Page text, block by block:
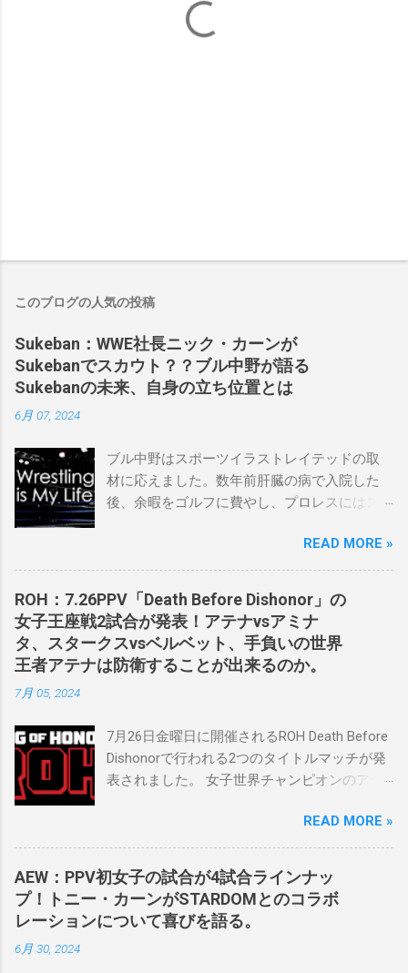
このブログの人気の投稿
Sukeban：WWE社長ニック・カーンが
Sukebanでスカウト？？ブル中野が語る
Sukebanの未来、自身の立ち位置とは
6月 07, 2024
ブル中野はスポーツイラストレイテッドの取
材に応えました。数年前肝臓の病で入院した
後、余暇をゴルフに費やし、プロレスにはス
ました。なお、新しいプロモーションは無限
の可能性に満ちており、先日WWEのニック・
カーン社長にスカウトされました。 「私は
2023年にスケバンのコミッショナーに任命さ
れました。スケバンの醍醐味は、日本独自の
文化の過去、現在、未来をリング上で見るこ
とができることです。何十年も前のスケバン
好きです。」 彼女は今、スケバンで重要な役
割を果たしています。 「今活躍している選手
をとても誇りに思い、応援しています。私の
ケバンのレスラーばかりです。私は彼らを私
の子供のように考えている」。 スケバンの最
新のショーは5月末に行われました。日本の女
子プロレスリーグがロサンゼルスでデビュー
し、5試合のカードが YouTube で公開されてい
READ MORE »
ROH：7.26PPV「Death Before Dishonor」の
女子王座戦2試合が発表！アテナvsアミナ
タ、スタークスvsベルベット、手負いの世界
王者アテナは防衛することが出来るのか。
7月 05, 2024
7月26日金曜日に開催されるROH Death Before
Dishonorで行われる2つのタイトルマッチが発
表されました。 女子世界チャンピオンのアテ
を防衛することになりました。この試合は木
曜日のROHで発表されました。アテナは5月か
ら活動を休止しており、リング上での欠場は
ストーリー上の負傷が原因とされています。
女子世界チャンピオンは5月の最後の試合で怪
我の恐怖に苦しみましたが、それはストーリ
READ MORE »
AEW：PPV初女子の試合が4試合ラインナッ
プ！トニー・カーンがSTARDOMとのコラボ
レーションについて喜びを語る。
6月 30, 2024